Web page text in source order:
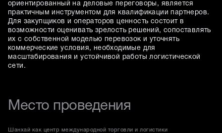
ориентированный на деловые переговоры, является
практичным инструментом для квалификации партнеров.
Для закупщиков и операторов ценность состоит в
возможности оценивать зрелость решений, сопоставлять
их с собственной моделью перевозок и уточнять
коммерческие условия, необходимые для
масштабирования и устойчивой работы логистической
сети.
Место проведения
Шанхай как центр международной торговли и логистики